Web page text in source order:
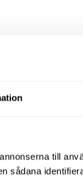
till
sådana